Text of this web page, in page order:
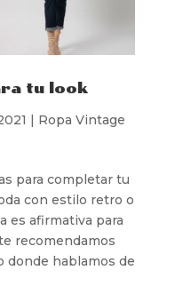
tu look
| Ropa Vintage
para completar tu
con estilo retro o
es afirmativa para
recomendamos
donde hablamos de